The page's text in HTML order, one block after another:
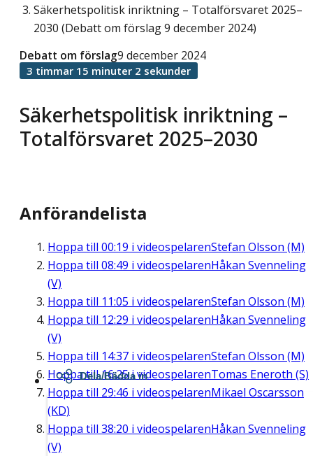
Säkerhetspolitisk inriktning – Totalförsvaret 2025–
2030 (Debatt om förslag 9 december 2024)
Säkerhetspolitisk inriktning –
Totalförsvaret 2025–2030
Debatt om förslag9 december 2024
3 timmar 15 minuter 2 sekunder
Anförandelista
Hoppa till 00:19 i videospelarenStefan Olsson (M)
Hoppa till 08:49 i videospelarenHåkan Svenneling
(V)
Hoppa till 11:05 i videospelarenStefan Olsson (M)
Hoppa till 12:29 i videospelarenHåkan Svenneling
(V)
Hoppa till 14:37 i videospelarenStefan Olsson (M)
Hoppa till16:25i videospelarenTomas Eneroth (S)
Hoppa till 29:46 i videospelarenMikael Oscarsson
(KD)
Hoppa till 38:20 i videospelarenHåkan Svenneling
(V)
Dela/Bädda in